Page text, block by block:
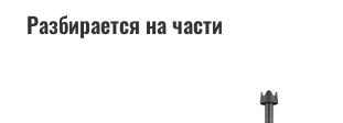
Разбирается на части